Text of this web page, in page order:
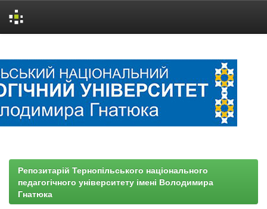
Репозитарій Тернопільського національного
педагогічного університету імені Володимира
Гнатюка